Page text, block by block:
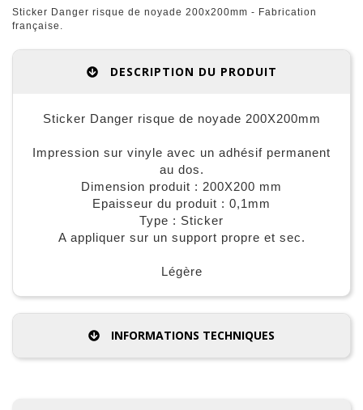
Sticker Danger risque de noyade 200x200mm - Fabrication
française.
DESCRIPTION DU PRODUIT
Sticker Danger risque de noyade 200X200mm
Impression sur vinyle avec un adhésif permanent
au dos.
Dimension produit : 200X200 mm
Epaisseur du produit : 0,1mm
Type : Sticker
A appliquer sur un support propre et sec.
Légère
INFORMATIONS TECHNIQUES